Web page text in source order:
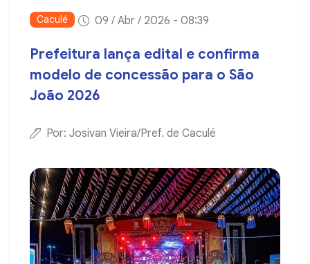
Caculé 09 / Abr / 2026 - 08:39
Prefeitura lança edital e confirma
modelo de concessão para o São
João 2026
Por: Josivan Vieira/Pref. de Caculé